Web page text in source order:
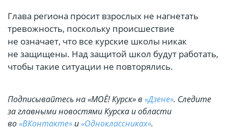
Глава региона просит взрослых не нагнетать
тревожность, поскольку происшествие
не означает, что все курские школы никак
не защищены. Над защитой школ будут работать,
чтобы такие ситуации не повторялись.
Подписывайтесь на «МОЁ! Курск» в «Дзене». Cледите
за главными новостями Курска и области
во«ВКонтакте» и«Одноклассниках».